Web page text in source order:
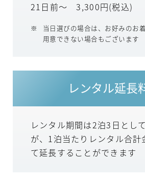
21日前～ 3,300円(税込)
当日選びの場合は、お好みのお
用意できない場合もございます
レンタル延長
レンタル期間は2泊3日とし
が、1泊当たりレンタル合計
て延長することができます